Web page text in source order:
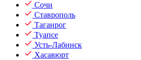
Сочи
Ставрополь
Таганрог
Туапсе
Усть-Лабинск
Хасавюрт